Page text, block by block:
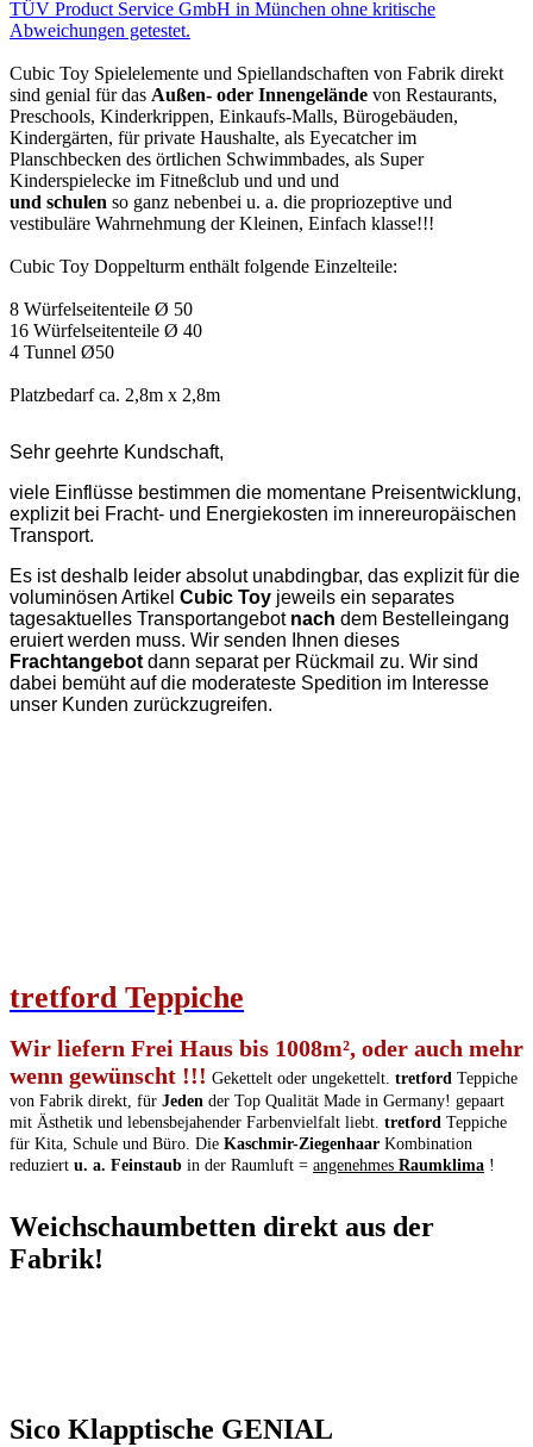
TÜV Product Service GmbH in München ohne kritische
Abweichungen getestet.
Cubic Toy Spielelemente und Spiellandschaften von Fabrik direkt
sind genial für das Außen- oder Innengelände von Restaurants,
Preschools, Kinderkrippen, Einkaufs-Malls, Bürogebäuden,
Kindergärten, für private Haushalte, als Eyecatcher im
Planschbecken des örtlichen Schwimmbades, als Super
Kinderspielecke im Fitneßclub und und und
und schulen so ganz nebenbei u. a. die propriozeptive und
vestibuläre Wahrnehmung der Kleinen, Einfach klasse!!!
Cubic Toy Doppelturm enthält folgende Einzelteile:
8 Würfelseitenteile Ø 50
16 Würfelseitenteile Ø 40
4 Tunnel Ø50
Platzbedarf ca. 2,8m x 2,8m
Sehr geehrte Kundschaft,
viele Einflüsse bestimmen die momentane Preisentwicklung,
explizit bei Fracht- und Energiekosten im innereuropäischen
Transport.
Es ist deshalb leider absolut unabdingbar, das explizit für die
voluminösen Artikel Cubic Toy jeweils ein separates
tagesaktuelles Transportangebot nach dem Bestelleingang
eruiert werden muss. Wir senden Ihnen dieses
Frachtangebot dann separat per Rückmail zu. Wir sind
dabei bemüht auf die moderateste Spedition im Interesse
unser Kunden zurückzugreifen.
tretford Teppiche
Wir liefern Frei Haus bis 1008m², oder auch mehr
wenn gewünscht !!! Gekettelt oder ungekettelt. tretford Teppiche
von Fabrik direkt, für Jeden der Top Qualität Made in Germany! gepaart
mit Ästhetik und lebensbejahender Farbenvielfalt liebt. tretford Teppiche
für Kita, Schule und Büro. Die Kaschmir-Ziegenhaar Kombination
reduziert u. a. Feinstaub in der Raumluft = angenehmes Raumklima !
Weichschaumbetten direkt aus der
Fabrik!
Sico Klapptische GENIAL